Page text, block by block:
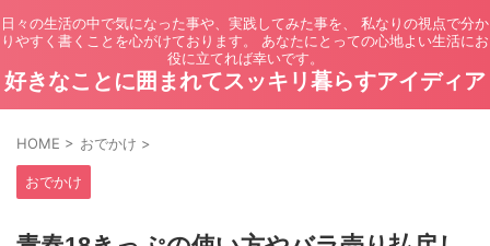
日々の生活の中で気になった事や、実践してみた事を、 私なりの視点で分か
りやすく書くことを心がけております。 あなたにとっての心地よい生活にお
役に立てれば幸いです。
好きなことに囲まれてスッキリ暮らすアイディア
HOME > おでかけ >
おでかけ